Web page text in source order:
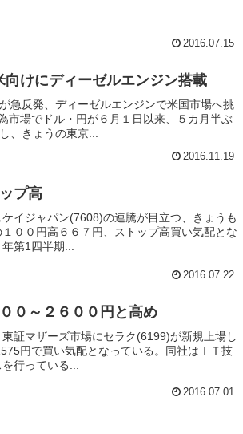
2016.07.15
けにディーゼルエンジン搭載
急反発、ディーゼルエンジンで米国市場へ挑
市場でドル・円が６月１日以来、５カ月半ぶ
、きょうの東京...
2016.11.19
プ高
イジャパン(7608)の連騰が目立つ、きょうも
００円高６６７円、ストップ高買い気配とな
第1四半期...
2016.07.22
０～２６００円と高め
証マザーズ市場にセラク(6199)が新規上場し
円で買い気配となっている。同社はＩＴ技
行っている...
2016.07.01